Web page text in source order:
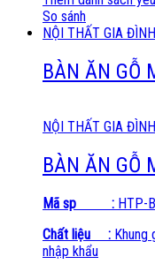
So sánh
NỘI THẤT GIA ĐÌNH
BÀN ĂN GỖ
NỘI THẤT GIA ĐÌNH
BÀN ĂN GỖ
Mã sp : HTP-
Chất liệu : Khung
nhập khẩu